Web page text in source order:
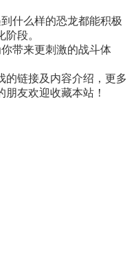
什么样的恐龙都能积极
段。
带来更刺激的战斗体
的链接及内容介绍，更多
友欢迎收藏本站！